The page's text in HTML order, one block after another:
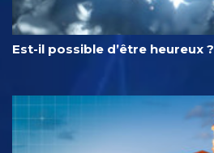
Est-il possible d’être heureux ?